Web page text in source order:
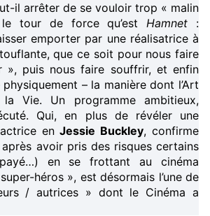
il arrêter de se vouloir trop « malin
tour de force qu’est
Hamnet
:
emporter par une réalisatrice à
que ce soit pour nous faire
», puis nous faire souffrir, et enfin
– la manière dont l’Art
Vie. Un programme ambitieux,
Qui, en plus de révéler une
en Jessie Buckley, confirme
après avoir pris des risques certains
en se frottant au cinéma
héros », est désormais l’une de
/ autrices » dont le Cinéma a